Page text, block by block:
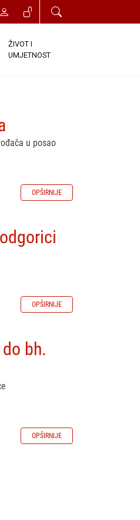
ŽIVOT I
UMJETNOST
u posao
OPŠIRNIJE
OPŠIRNIJE
bh.
OPŠIRNIJE